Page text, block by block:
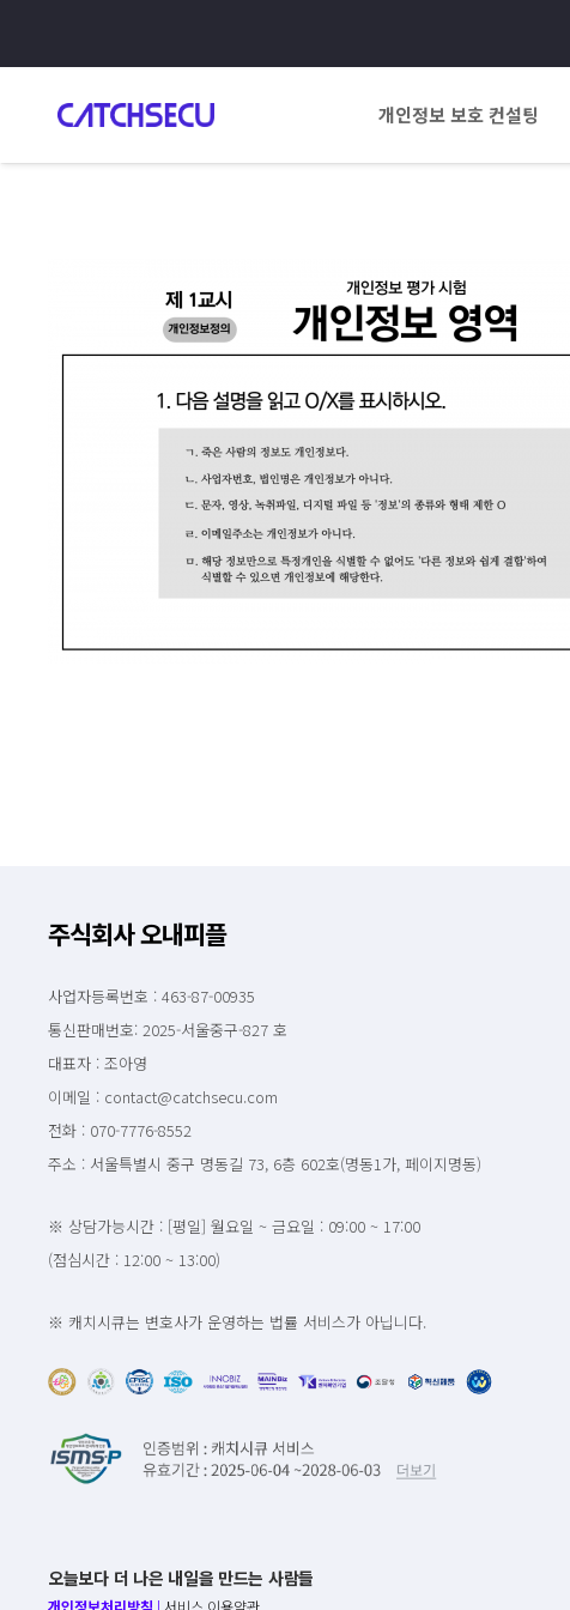
개인정보 보호 컨설팅
주식회사 오내피플
사업자등록번호 : 463-87-00935
통신판매번호: 2025-서울중구-827 호
대표자 : 조아영
이메일 : contact@catchsecu.com
전화 : 070-7776-8552
주소 : 서울특별시 중구 명동길 73, 6층 602호(명동1가, 페이지명동)
※ 상담가능시간 : [평일] 월요일 ~ 금요일 : 09:00 ~ 17:00
(점심시간 : 12:00 ~ 13:00)
※ 캐치시큐는 변호사가 운영하는 법률 서비스가 아닙니다.
오늘보다 더 나은 내일을 만드는 사람들
개인정보처리방침 | 서비스 이용약관